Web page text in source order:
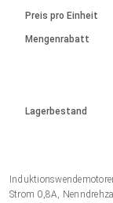
Einheitssystem
Einkaufswagen
Hubmagnete
230 - 50 Hz | 110 - 60 Hz
Drehzahlregelung für die
Bürstenlose
mit
Ø 28-42| 1-1400 rpm |
Bürstenlose
Ø43-124mm | 31-
Treiber für
Synchron-Asynchron | für
Synchron-Asynchron | für
Français (EUR)
Polski (EUR)
Preis pro Einheit
Mengenrabatt
Lagerbestand
Strom 0,8A,